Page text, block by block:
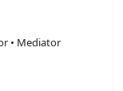
• Mediator